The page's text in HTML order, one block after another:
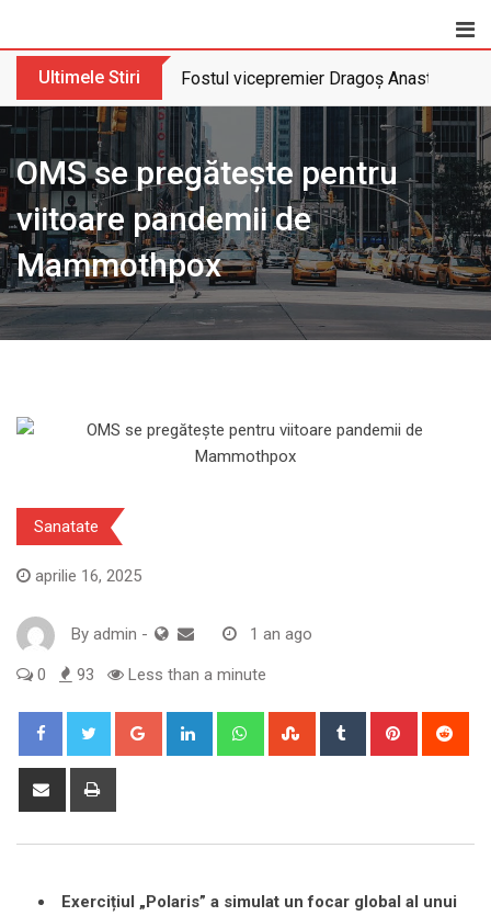
Ultimele Stiri Fostul vicepremier Dragoș Anastasiu
OMS se pregătește pentru
viitoare pandemii de
Mammothpox
Sanatate
aprilie 16, 2025
By admin - 1 an ago
0 93 Less than a minute
Google+ LinkedIn WhatsappStumbleUpon
Tumblr Pinterest
Share
Exercițiul „Polaris” a simulat un focar global al unui